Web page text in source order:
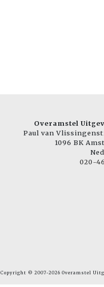
Overamstel
Paul van
1096 BK
020-
Copyright © 2007-2026 Overamstel